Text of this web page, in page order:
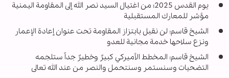
يوم القدس 2025؛ من اغتيال السيد نصر الله إلى المقاومة اليمنية
مؤشر للمعارك المستقبلية
الشيخ قاسم: لن نقبل بابتزاز المقاومة تحت عنوان إعادة الإعمار
ونزع سلاحها خدمة مجانية للعدو
الشيخ قاسم: المخطط الأميركي كبيرٌ وخطيرٌ جداً ستلجمه
التضحيات وسنستمر وسنتحمل والنصر من عند الله تعالى